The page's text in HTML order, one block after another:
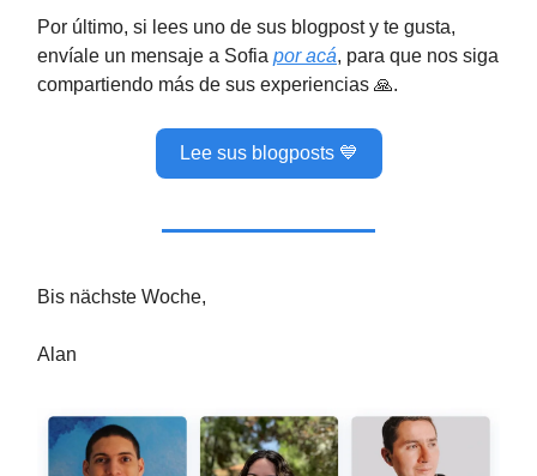
Por último, si lees uno de sus blogpost y te gusta,
envíale un mensaje a Sofia por acá, para que nos siga
compartiendo más de sus experiencias 🙏.
Lee sus blogposts 💙
Bis nächste Woche,
Alan